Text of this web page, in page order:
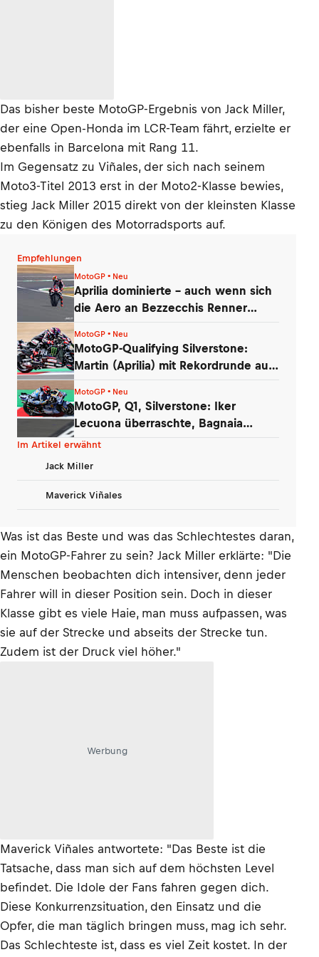
Das bisher beste MotoGP-Ergebnis von Jack Miller,
der eine Open-Honda im LCR-Team fährt, erzielte er
ebenfalls in Barcelona mit Rang 11.
Im Gegensatz zu Viñales, der sich nach seinem
Moto3-Titel 2013 erst in der Moto2-Klasse bewies,
stieg Jack Miller 2015 direkt von der kleinsten Klasse
zu den Königen des Motorradsports auf.
Empfehlungen
MotoGP • Neu
Aprilia dominierte – auch wenn sich
die Aero an Bezzecchis Renner
MotoGP • Neu
MotoGP-Qualifying Silverstone:
Martin (Aprilia) mit Rekordrunde auf
MotoGP • Neu
MotoGP, Q1, Silverstone: Iker
Lecuona überraschte, Bagnaia
enttäuschte
Im Artikel erwähnt
Jack Miller
Maverick Viñales
Was ist das Beste und was das Schlechtestes daran,
ein MotoGP-Fahrer zu sein? Jack Miller erklärte: "Die
Menschen beobachten dich intensiver, denn jeder
Fahrer will in dieser Position sein. Doch in dieser
Klasse gibt es viele Haie, man muss aufpassen, was
sie auf der Strecke und abseits der Strecke tun.
Zudem ist der Druck viel höher."
Werbung
Maverick Viñales antwortete: "Das Beste ist die
Tatsache, dass man sich auf dem höchsten Level
befindet. Die Idole der Fans fahren gegen dich.
Diese Konkurrenzsituation, den Einsatz und die
Opfer, die man täglich bringen muss, mag ich sehr.
Das Schlechteste ist, dass es viel Zeit kostet. In der